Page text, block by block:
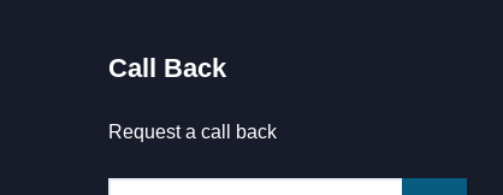
Call Back
Request a call back